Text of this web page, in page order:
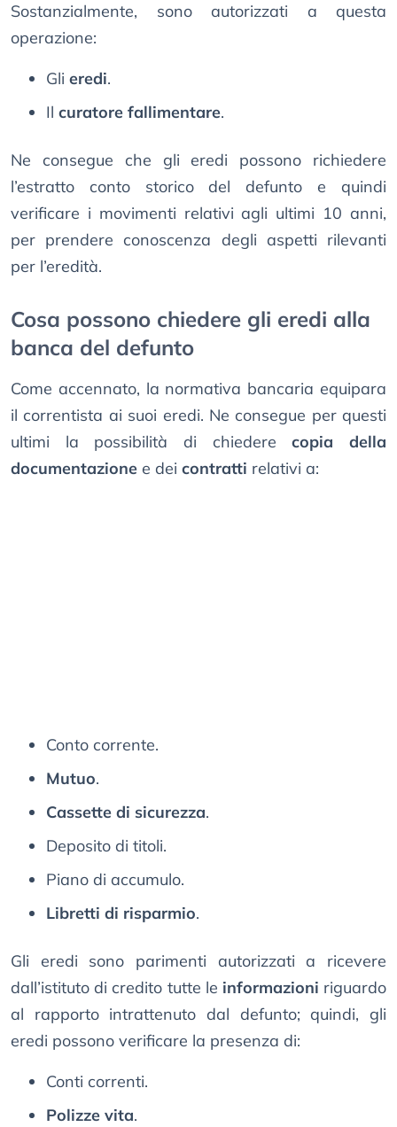
Sostanzialmente, sono autorizzati a questa
operazione:
Gli eredi.
Il curatore fallimentare.
Ne consegue che gli eredi possono richiedere
l’estratto conto storico del defunto e quindi
verificare i movimenti relativi agli ultimi 10 anni,
per prendere conoscenza degli aspetti rilevanti
per l’eredità.
Cosa possono chiedere gli eredi alla
banca del defunto
Come accennato, la normativa bancaria equipara
il correntista ai suoi eredi. Ne consegue per questi
ultimi la possibilità di chiederecopia della
documentazione e dei contratti relativi a:
Conto corrente.
Mutuo.
Cassette di sicurezza.
Deposito di titoli.
Piano di accumulo.
Libretti di risparmio.
Gli eredi sono parimenti autorizzati a ricevere
dall’istituto di credito tutte le informazioni riguardo
al rapporto intrattenuto dal defunto; quindi, gli
eredi possono verificare la presenza di:
Conti correnti.
Polizze vita.